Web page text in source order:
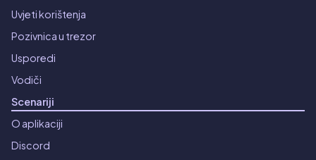
Uvjeti korištenja
Pozivnica u trezor
Usporedi
Vodiči
Scenariji
O aplikaciji
Discord